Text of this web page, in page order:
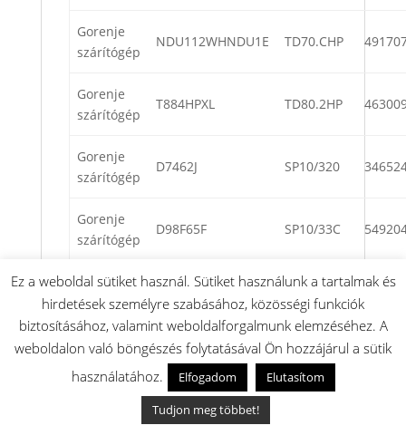
Gorenje
szárítógép
NDU112WHNDU1E TD70.CHP
Gorenje
szárítógép
T884HPXL TD80.2HP
Gorenje
szárítógép
D7462J SP10/320
Gorenje
szárítógép
D98F65F SP10/33C
Gorenje
szárítógép
T754HP W TD70.1HP
Gorenje
D9565N SP10/321
T756HPW
Ez a weboldal sütiket használ. Sütiket használunk a tartalmak és
hirdetések személyre szabásához, közösségi funkciók
biztosításához, valamint weboldalforgalmunk elemzéséhez. A
weboldalon való böngészés folytatásával Ön hozzájárul a sütik
használatához.
Elfogadom
Elutasítom
Tudjon meg többet!